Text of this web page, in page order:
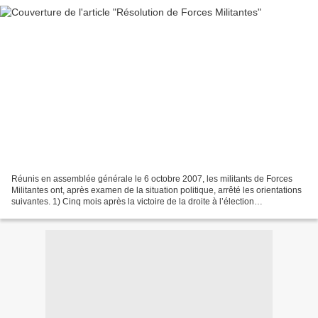
Réunis en assemblée générale le 6 octobre 2007, les militants de Forces
Militantes ont, après examen de la situation politique, arrêté les orientations
suivantes. 1) Cinq mois après la victoire de la droite à l’élection